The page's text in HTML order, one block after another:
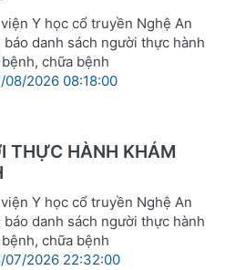
Y học cổ truyền Nghệ An
báo danh sách người thực hành
chữa bệnh
08/2026 08:18:00
THỰC HÀNH KHÁM
Y học cổ truyền Nghệ An
báo danh sách người thực hành
chữa bệnh
07/2026 22:32:00